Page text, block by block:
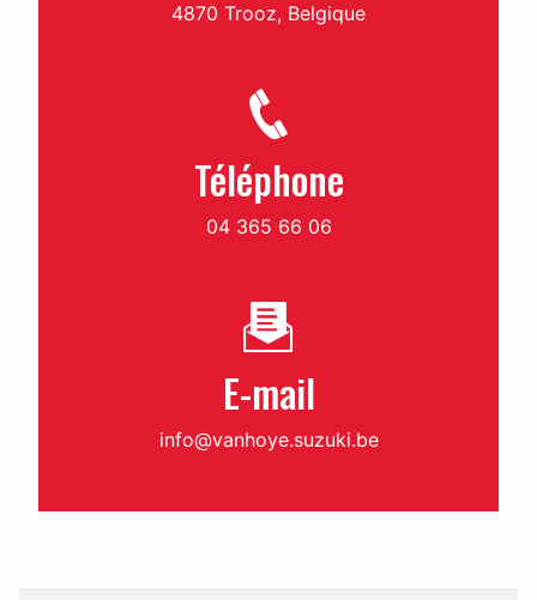
4870 Trooz, Belgique
Téléphone
04 365 66 06
E-mail
info@vanhoye.suzuki.be